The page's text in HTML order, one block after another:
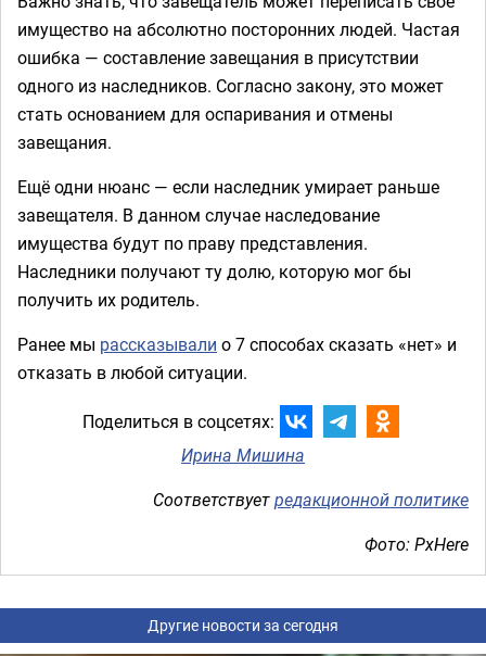
имущество на абсолютно посторонних людей. Частая
ошибка — составление завещания в присутствии
одного из наследников. Согласно закону, это может
стать основанием для оспаривания и отмены
завещания.
Ещё одни нюанс — если наследник умирает раньше
завещателя. В данном случае наследование
имущества будут по праву представления.
Наследники получают ту долю, которую мог бы
получить их родитель.
Ранее мы рассказывали о 7 способах сказать «нет» и
отказать в любой ситуации.
Поделиться в соцсетях:
Ирина Мишина
Соответствуетредакционной политике
Фото: PxHere
Другие новости за сегодня